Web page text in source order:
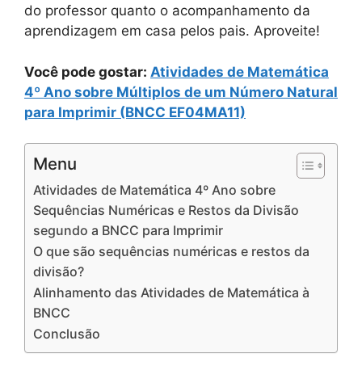
do professor quanto o acompanhamento da
aprendizagem em casa pelos pais. Aproveite!
Você pode gostar: Atividades de Matemática
4º Ano sobre Múltiplos de um Número Natural
para Imprimir (BNCC EF04MA11)
Menu
Atividades de Matemática 4º Ano sobre
Sequências Numéricas e Restos da Divisão
segundo a BNCC para Imprimir
O que são sequências numéricas e restos da
divisão?
Alinhamento das Atividades de Matemática à
BNCC
Conclusão